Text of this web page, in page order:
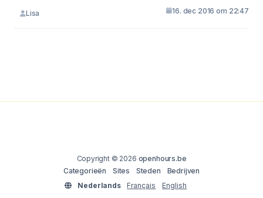
Lisa 16. dec 2016 om 22:47
Copyright © 2026 openhours.be
Categorieën
Sites Steden
Bedrijven
Nederlands
Français English